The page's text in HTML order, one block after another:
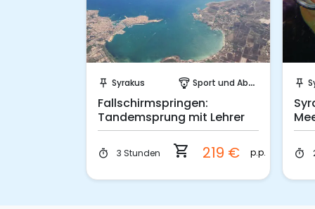
paragliding Sport und Abenteuer
Fallschirmspringen:
Tandemsprung mit Lehrer
shopping_cart 219 € p.p.
push_pin Syrakus paragliding
Syrakus:
Meerestiefen von
timer 2 Stunden shopping_cart